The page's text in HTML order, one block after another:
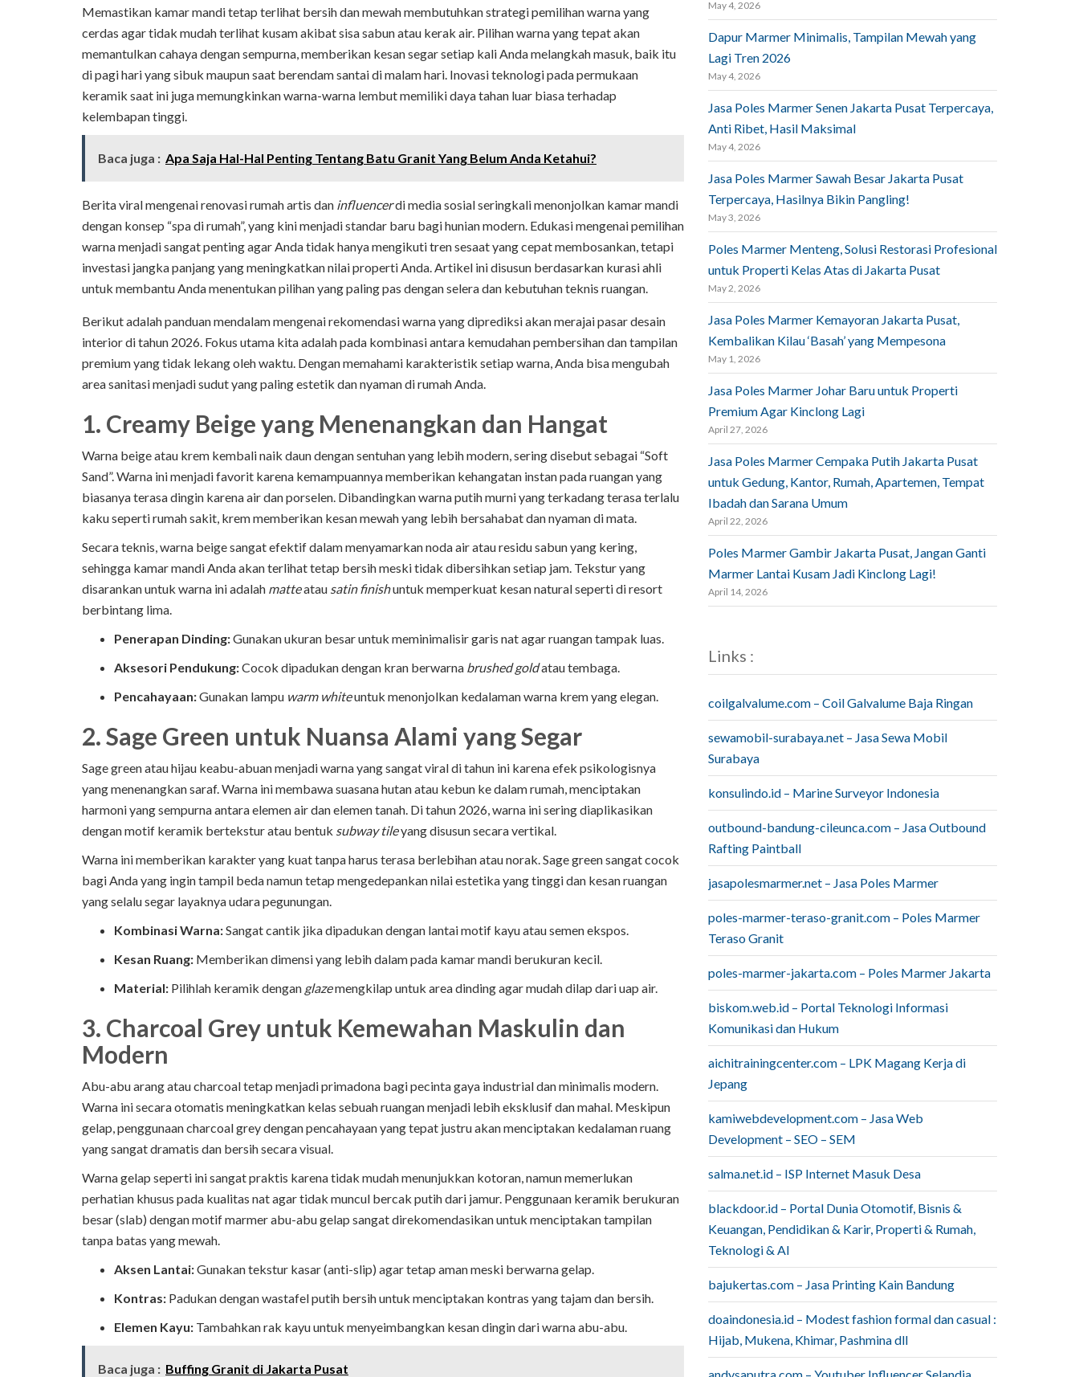
Memastikan kamar mandi tetap terlihat bersih dan mewah membutuhkan strategi pemilihan warna yang
cerdas agar tidak mudah terlihat kusam akibat sisa sabun atau kerak air. Pilihan warna yang tepat akan
memantulkan cahaya dengan sempurna, memberikan kesan segar setiap kali Anda melangkah masuk, baik itu
di pagi hari yang sibuk maupun saat berendam santai di malam hari. Inovasi teknologi pada permukaan
keramik saat ini juga memungkinkan warna-warna lembut memiliki daya tahan luar biasa terhadap
kelembapan tinggi.
Baca juga : Apa Saja Hal-Hal Penting Tentang Batu Granit Yang Belum Anda Ketahui?
Berita viral mengenai renovasi rumah artis dan influencerdi media sosial seringkali menonjolkan kamar mandi
dengan konsep “spa di rumah”, yang kini menjadi standar baru bagi hunian modern. Edukasi mengenai pemilihan
warna menjadi sangat penting agar Anda tidak hanya mengikuti tren sesaat yang cepat membosankan, tetapi
investasi jangka panjang yang meningkatkan nilai properti Anda. Artikel ini disusun berdasarkan kurasi ahli
untuk membantu Anda menentukan pilihan yang paling pas dengan selera dan kebutuhan teknis ruangan.
Berikut adalah panduan mendalam mengenai rekomendasi warna yang diprediksi akan merajai pasar desain
interior di tahun 2026. Fokus utama kita adalah pada kombinasi antara kemudahan pembersihan dan tampilan
premium yang tidak lekang oleh waktu. Dengan memahami karakteristik setiap warna, Anda bisa mengubah
area sanitasi menjadi sudut yang paling estetik dan nyaman di rumah Anda.
1. Creamy Beige yang Menenangkan dan Hangat
Warna beige atau krem kembali naik daun dengan sentuhan yang lebih modern, sering disebut sebagai “Soft
Sand”. Warna ini menjadi favorit karena kemampuannya memberikan kehangatan instan pada ruangan yang
biasanya terasa dingin karena air dan porselen. Dibandingkan warna putih murni yang terkadang terasa terlalu
kaku seperti rumah sakit, krem memberikan kesan mewah yang lebih bersahabat dan nyaman di mata.
Secara teknis, warna beige sangat efektif dalam menyamarkan noda air atau residu sabun yang kering,
sehingga kamar mandi Anda akan terlihat tetap bersih meski tidak dibersihkan setiap jam. Tekstur yang
disarankan untuk warna ini adalah matteatau satin finishuntuk memperkuat kesan natural seperti di resort
berbintang lima.
Penerapan Dinding:Gunakan ukuran besar untuk meminimalisir garis nat agar ruangan tampak luas.
Aksesori Pendukung:Cocok dipadukan dengan kran berwarna brushed goldatau tembaga.
Pencahayaan:Gunakan lampu warm whiteuntuk menonjolkan kedalaman warna krem yang elegan.
2. Sage Green untuk Nuansa Alami yang Segar
Sage green atau hijau keabu-abuan menjadi warna yang sangat viral di tahun ini karena efek psikologisnya
yang menenangkan saraf. Warna ini membawa suasana hutan atau kebun ke dalam rumah, menciptakan
harmoni yang sempurna antara elemen air dan elemen tanah. Di tahun 2026, warna ini sering diaplikasikan
dengan motif keramik bertekstur atau bentuk subway tileyang disusun secara vertikal.
Warna ini memberikan karakter yang kuat tanpa harus terasa berlebihan atau norak. Sage green sangat cocok
bagi Anda yang ingin tampil beda namun tetap mengedepankan nilai estetika yang tinggi dan kesan ruangan
yang selalu segar layaknya udara pegunungan.
Kombinasi Warna:Sangat cantik jika dipadukan dengan lantai motif kayu atau semen ekspos.
Kesan Ruang: Memberikan dimensi yang lebih dalam pada kamar mandi berukuran kecil.
Material: Pilihlah keramik dengan glazemengkilap untuk area dinding agar mudah dilap dari uap air.
3. Charcoal Grey untuk Kemewahan Maskulin dan
Modern
Abu-abu arang atau charcoal tetap menjadi primadona bagi pecinta gaya industrial dan minimalis modern.
Warna ini secara otomatis meningkatkan kelas sebuah ruangan menjadi lebih eksklusif dan mahal. Meskipun
gelap, penggunaan charcoal grey dengan pencahayaan yang tepat justru akan menciptakan kedalaman ruang
yang sangat dramatis dan bersih secara visual.
Warna gelap seperti ini sangat praktis karena tidak mudah menunjukkan kotoran, namun memerlukan
perhatian khusus pada kualitas nat agar tidak muncul bercak putih dari jamur. Penggunaan keramik berukuran
besar (slab) dengan motif marmer abu-abu gelap sangat direkomendasikan untuk menciptakan tampilan
tanpa batas yang mewah.
Aksen Lantai:Gunakan tekstur kasar (anti-slip) agar tetap aman meski berwarna gelap.
Kontras: Padukan dengan wastafel putih bersih untuk menciptakan kontras yang tajam dan bersih.
Elemen Kayu: Tambahkan rak kayu untuk menyeimbangkan kesan dingin dari warna abu-abu.
Baca juga : Buffing Granit di Jakarta Pusat
May 4, 2026
Dapur Marmer Minimalis, Tampilan Mewah yang
Lagi Tren 2026
May 4, 2026
Jasa Poles Marmer Senen Jakarta Pusat Terpercaya,
Anti Ribet, Hasil Maksimal
May 4, 2026
Jasa Poles Marmer Sawah Besar Jakarta Pusat
Terpercaya, Hasilnya Bikin Pangling!
May 3, 2026
Poles Marmer Menteng, Solusi Restorasi Profesional
untuk Properti Kelas Atas di Jakarta Pusat
May 2, 2026
Jasa Poles Marmer Kemayoran Jakarta Pusat,
Kembalikan Kilau ‘Basah’ yang Mempesona
May 1, 2026
Jasa Poles Marmer Johar Baru untuk Properti
Premium Agar Kinclong Lagi
April 27, 2026
Jasa Poles Marmer Cempaka Putih Jakarta Pusat
untuk Gedung, Kantor, Rumah, Apartemen, Tempat
Ibadah dan Sarana Umum
April 22, 2026
Poles Marmer Gambir Jakarta Pusat, Jangan Ganti
Marmer Lantai Kusam Jadi Kinclong Lagi!
April 14, 2026
Links :
coilgalvalume.com – Coil Galvalume Baja Ringan
sewamobil-surabaya.net – Jasa Sewa Mobil
Surabaya
konsulindo.id – Marine Surveyor Indonesia
outbound-bandung-cileunca.com – Jasa Outbound
Rafting Paintball
jasapolesmarmer.net – Jasa Poles Marmer
poles-marmer-teraso-granit.com – Poles Marmer
Teraso Granit
poles-marmer-jakarta.com – Poles Marmer Jakarta
biskom.web.id – Portal Teknologi Informasi
Komunikasi dan Hukum
aichitrainingcenter.com – LPK Magang Kerja di
Jepang
kamiwebdevelopment.com – Jasa Web
Development – SEO – SEM
salma.net.id – ISP Internet Masuk Desa
blackdoor.id – Portal Dunia Otomotif, Bisnis &
Keuangan, Pendidikan & Karir, Properti & Rumah,
Teknologi & AI
bajukertas.com – Jasa Printing Kain Bandung
doaindonesia.id – Modest fashion formal dan casual :
Hijab, Mukena, Khimar, Pashmina dll